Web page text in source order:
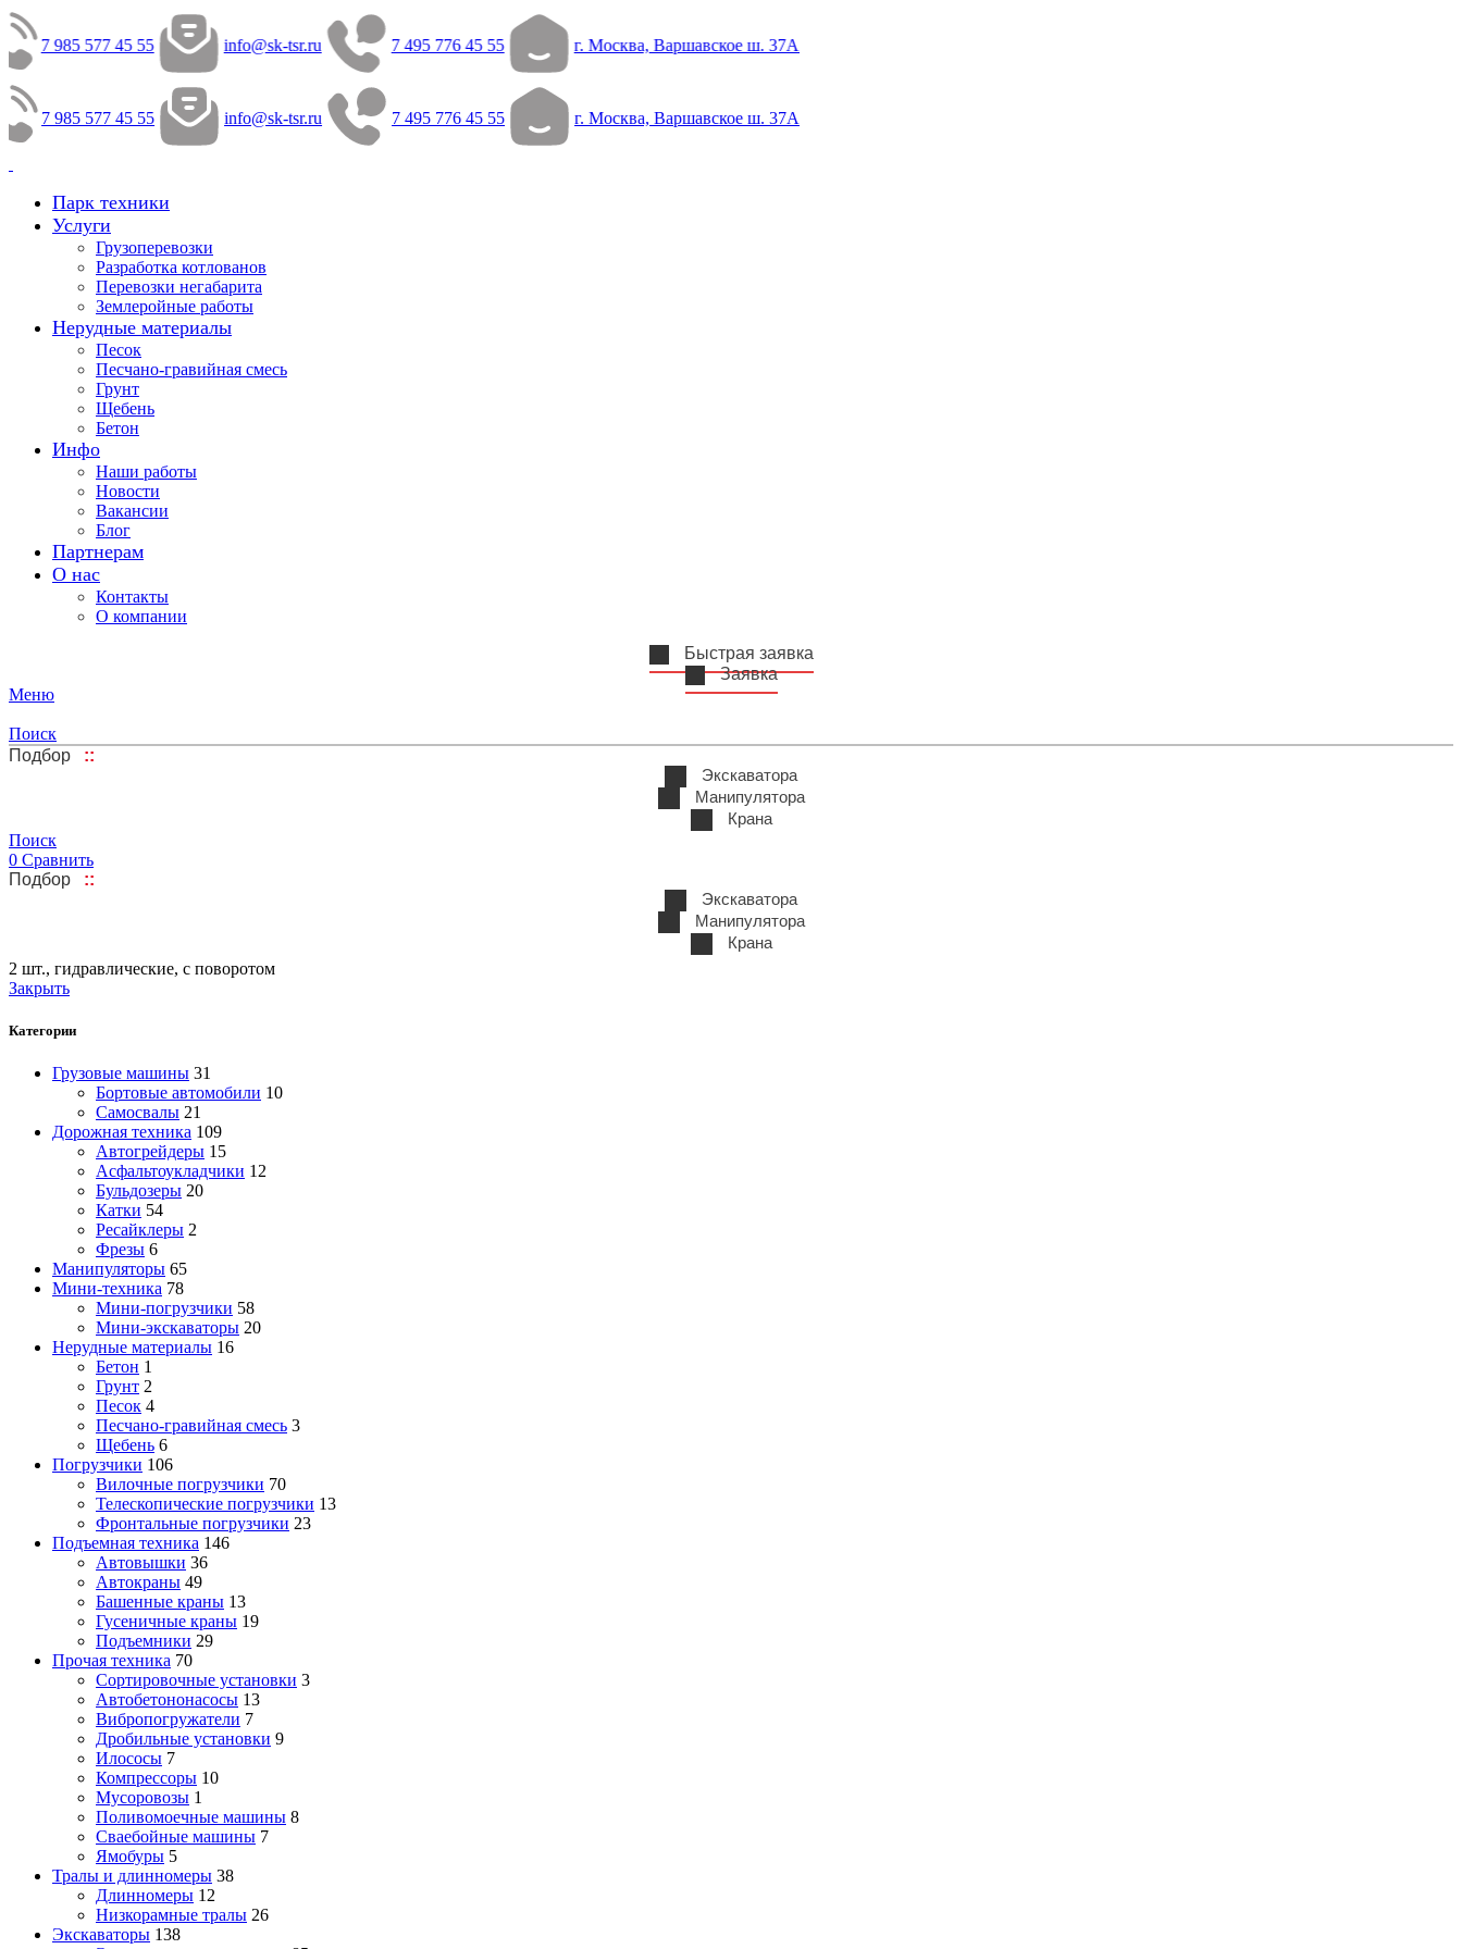
7 985 577 45 55 info@sk-tsr.ru 7 495 776 45 55 г. Москва, Варшавское ш. 37А
7 985 577 45 55 info@sk-tsr.ru 7 495 776 45 55 г. Москва, Варшавское ш. 37А
Парк техники
Услуги
Грузоперевозки
Разработка котлованов
Перевозки негабарита
Землеройные работы
Нерудные материалы
Песок
Песчано-гравийная смесь
Грунт
Щебень
Бетон
Инфо
Наши работы
Новости
Вакансии
Блог
Партнерам
О нас
Контакты
О компании
Быстрая заявка
Заявка
Меню
Поиск
Подбор
::
Экскаватора
Манипулятора
Крана
Поиск
0 Сравнить
Подбор
::
Экскаватора
Манипулятора
Крана
2 шт., гидравлические, с поворотом
Закрыть
Категории
Грузовые машины 31
Бортовые автомобили 10
Самосвалы 21
Дорожная техника 109
Автогрейдеры 15
Асфальтоукладчики 12
Бульдозеры 20
Катки 54
Ресайклеры 2
Фрезы 6
Манипуляторы 65
Мини-техника 78
Мини-погрузчики 58
Мини-экскаваторы 20
Нерудные материалы 16
Бетон 1
Грунт 2
Песок 4
Песчано-гравийная смесь 3
Щебень 6
Погрузчики 106
Вилочные погрузчики 70
Телескопические погрузчики 13
Фронтальные погрузчики 23
Подъемная техника 146
Автовышки 36
Автокраны 49
Башенные краны 13
Гусеничные краны 19
Подъемники 29
Прочая техника 70
Cортировочные установки 3
Автобетононасосы 13
Вибропогружатели 7
Дробильные установки 9
Илососы 7
Компрессоры 10
Мусоровозы 1
Поливомоечные машины 8
Сваебойные машины 7
Ямобуры 5
Тралы и длинномеры 38
Длинномеры 12
Низкорамные тралы 26
Экскаваторы 138